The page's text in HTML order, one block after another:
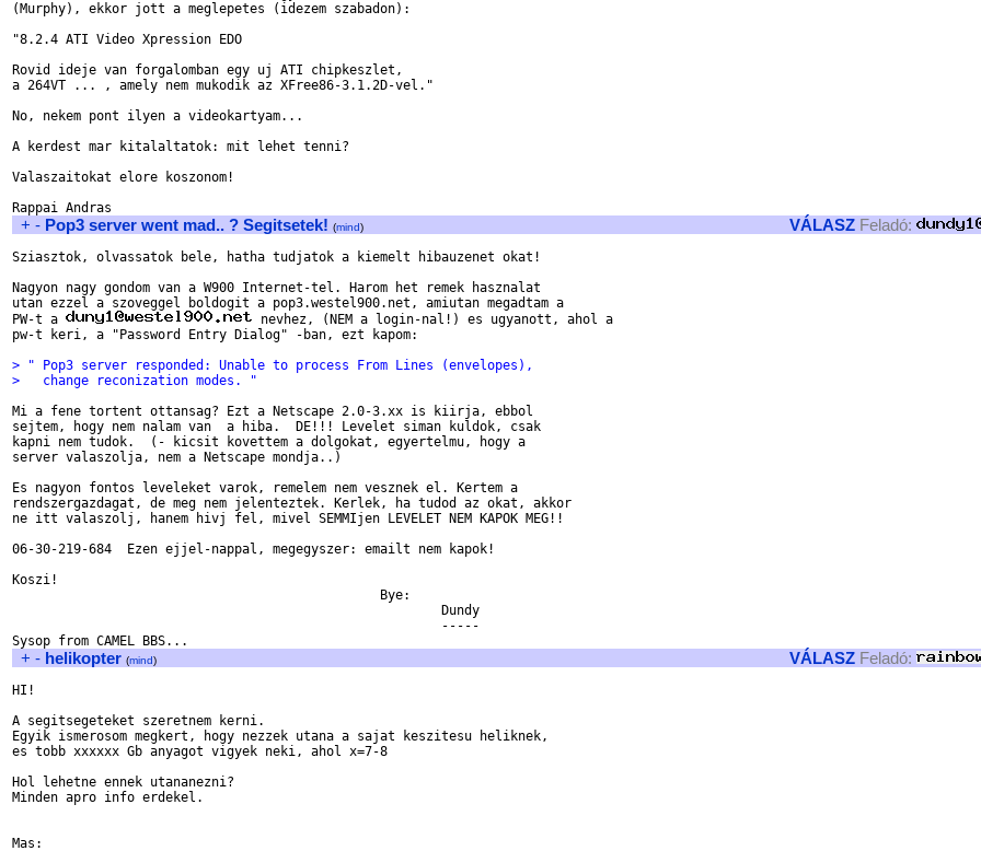
(Murphy), ekkor jott a meglepetes (idezem szabadon):
"8.2.4 ATI Video Xpression EDO
Rovid ideje van forgalomban egy uj ATI chipkeszlet,
a 264VT ... , amely nem mukodik az XFree86-3.1.2D-vel."
No, nekem pont ilyen a videokartyam...
A kerdest mar kitalaltatok: mit lehet tenni?
Valaszaitokat elore koszonom!
+ - Pop3 server went mad.. ? Segitsetek! (mind) VÁLASZ Feladó:
Sziasztok, olvassatok bele, hatha tudjatok a kiemelt hibauzenet okat!
Nagyon nagy gondom van a W900 Internet-tel. Harom het remek hasznalat
utan ezzel a szoveggel boldogit a pop3.westel900.net, amiutan megadtam a
PW-t a
nevhez, (NEM a login-nal!) es ugyanott, ahol a
pw-t keri, a "Password Entry Dialog" -ban, ezt kapom:
> " Pop3 server responded: Unable to process From Lines (envelopes),
>   change reconization modes. "
Mi a fene tortent ottansag? Ezt a Netscape 2.0-3.xx is kiirja, ebbol
sejtem, hogy nem nalam van  a hiba.  DE!!! Levelet siman kuldok, csak
kapni nem tudok.  (- kicsit kovettem a dolgokat, egyertelmu, hogy a
server valaszolja, nem a Netscape mondja..)
Es nagyon fontos leveleket varok, remelem nem vesznek el. Kertem a
rendszergazdagat, de meg nem jelenteztek. Kerlek, ha tudod az okat, akkor
ne itt valaszolj, hanem hivj fel, mivel SEMMIjen LEVELET NEM KAPOK MEG!!
06-30-219-684  Ezen ejjel-nappal, megegyszer: emailt nem kapok!
Koszi!
                                                Bye:
                                                        Dundy
                                                        -----
+ - helikopter (mind) VÁLASZ Feladó:
HI!
A segitsegeteket szeretnem kerni.
Egyik ismerosom megkert, hogy nezzek utana a sajat keszitesu heliknek,
es tobb xxxxxx Gb anyagot vigyek neki, ahol x=7-8
Hol lehetne ennek utananezni?
Minden apro info erdekel.
Mas: